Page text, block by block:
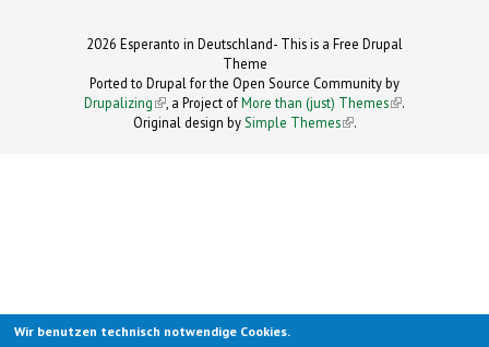
2026 Esperanto in Deutschland- This is a Free Drupal
Theme
Ported to Drupal for the Open Source Community by
Drupalizing(link is external)
, a Project ofMore than (just) Themes (link is
.
Original design by Simple Themes
(link is
.
Wir benutzen technisch notwendige Cookies.